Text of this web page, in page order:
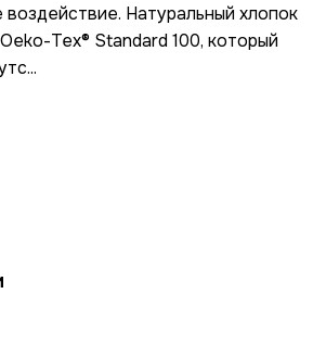
воздействие. Натуральный хлопок
Tex® Standard 100, который